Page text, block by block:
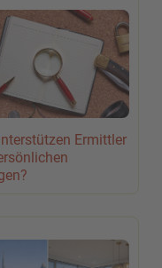
Ermittler